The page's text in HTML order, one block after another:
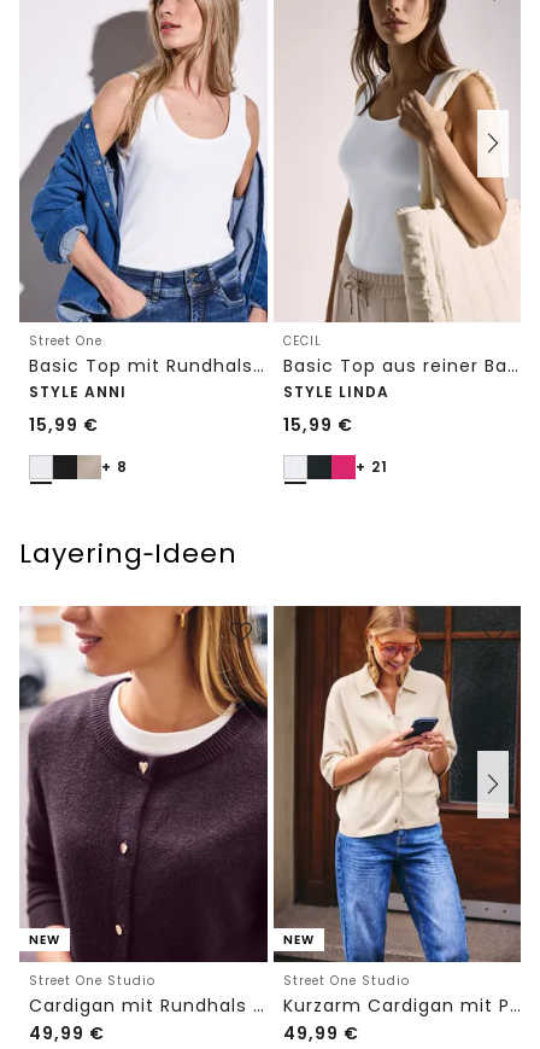
Street One
Basic Top mit Rundhals in Unifarbe
STYLE ANNI
15,99 €
+ 8
CECIL
Basic Top aus reiner Baumwolle
STYLE LINDA
15,99 €
+ 21
Layering‑Ideen
NEW
Street One Studio
Cardigan mit Rundhals und Knöpfen
49,99 €
NEW
Street One Studio
Kurzarm Cardigan mit Polokragen
49,99 €